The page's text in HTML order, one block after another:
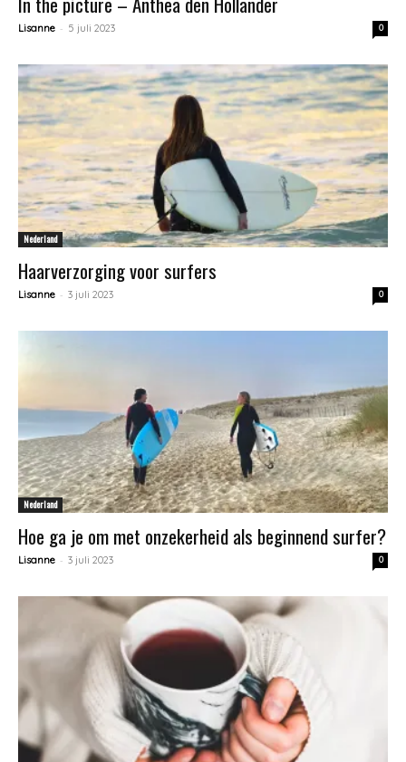
Lisanne - 5 juli 2023 0
Nederland
Haarverzorging voor surfers
Lisanne - 3 juli 2023 0
Nederland
Hoe ga je om met onzekerheid als beginnend surfer?
Lisanne - 3 juli 2023 0